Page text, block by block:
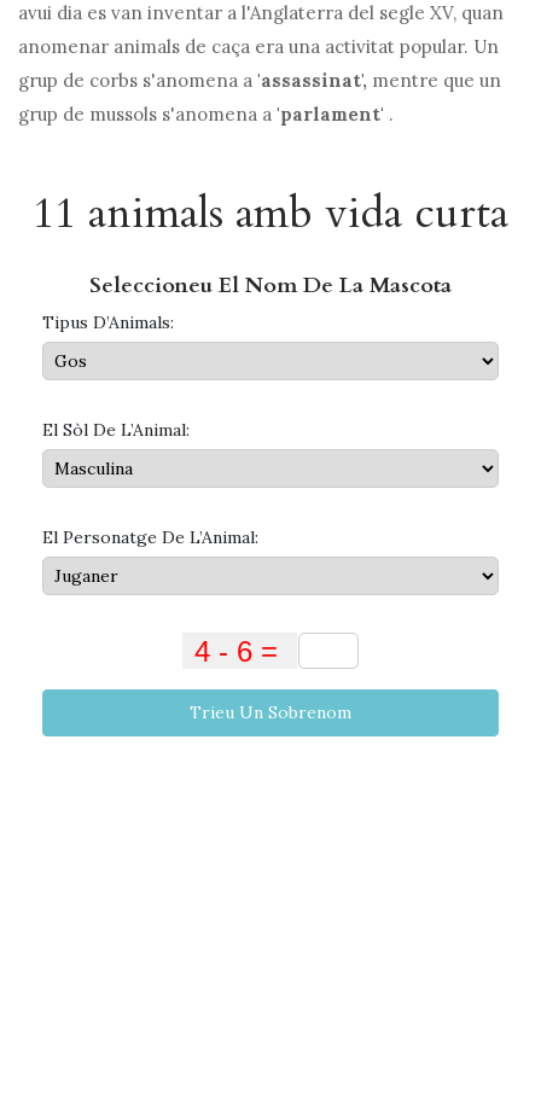
avui dia es van inventar a l'Anglaterra del segle XV, quan
anomenar animals de caça era una activitat popular. Un
grup de corbs s'anomena a 'assassinat', mentre que un
grup de mussols s'anomena a 'parlament' .
11 animals amb vida curta
Seleccioneu El Nom De La Mascota
Tipus D’Animals:
El Sòl De L’Animal:
El Personatge De L’Animal:
Trieu Un Sobrenom